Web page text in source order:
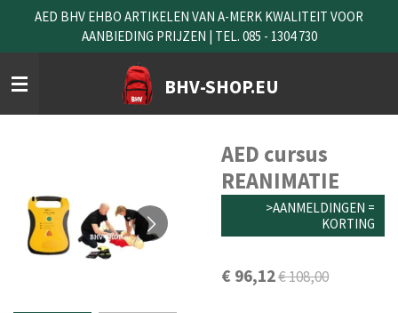
naar
de
hoofdinhoud
BHV-SHOP.EU
AED BHV EHBO ARTIKELEN VAN A-MERK KWALITEIT VOOR
AANBIEDING PRIJZEN | TEL. 085 - 1304 730
AED cursus
REANIMATIE
>AANMELDINGEN =
KORTING
€ 96,12€ 108,00